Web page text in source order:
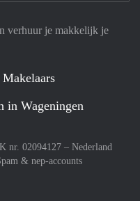
verhuur je makkelijk je
in Wageningen
nr. 02094127 – Nederland
& nep-accounts